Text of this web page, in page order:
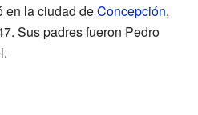
en la ciudad deConcepción,
Sus padres fueron Pedro